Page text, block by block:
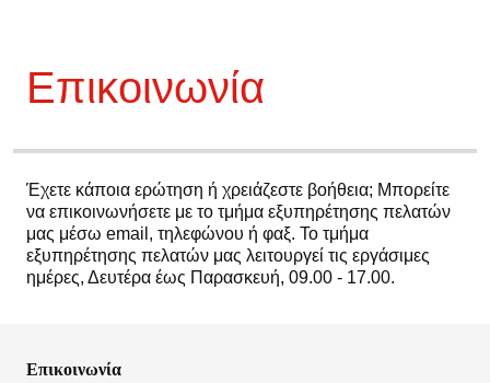
Επικοινωνία
Έχετε κάποια ερώτηση ή χρειάζεστε βοήθεια; Μπορείτε
να επικοινωνήσετε με το τμήμα εξυπηρέτησης πελατών
μας μέσω email, τηλεφώνου ή φαξ. Το τμήμα
εξυπηρέτησης πελατών μας λειτουργεί τις εργάσιμες
ημέρες, Δευτέρα έως Παρασκευή, 09.00 - 17.00.
Επικοινωνία